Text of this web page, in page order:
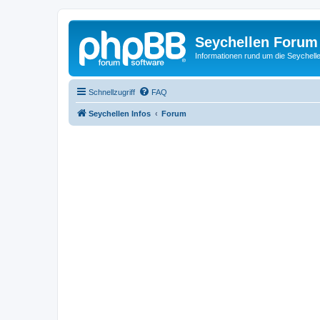
Seychellen Forum
Informationen rund um die
Schnellzugriff FAQ
Seychellen Infos Forum